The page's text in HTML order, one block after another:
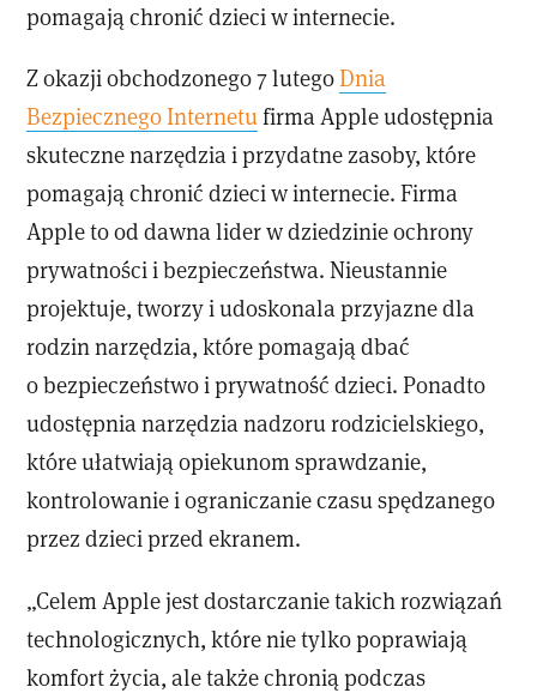
pomagają chronić dzieci w internecie.
Z okazji obchodzonego 7 lutegoDnia
Bezpiecznego Internetufirma Apple udostępnia
skuteczne narzędzia i przydatne zasoby, które
pomagają chronić dzieci w internecie. Firma
Apple to od dawna lider w dziedzinie ochrony
prywatności i bezpieczeństwa. Nieustannie
projektuje, tworzy i udoskonala przyjazne dla
rodzin narzędzia, które pomagają dbać
o bezpieczeństwo i prywatność dzieci. Ponadto
udostępnia narzędzia nadzoru rodzicielskiego,
które ułatwiają opiekunom sprawdzanie,
kontrolowanie i ograniczanie czasu spędzanego
przez dzieci przed ekranem.
„Celem Apple jest dostarczanie takich rozwiązań
technologicznych, które nie tylko poprawiają
komfort życia, ale także chronią podczas